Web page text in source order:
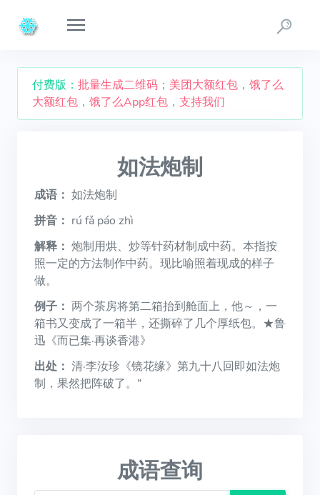
付费版： 批量生成二维码 ； 美团大额红包 ， 饿了么
大额红包 ， 饿了么App红包 ， 支持我们
如法炮制
成语： 如法炮制
拼音： rú fǎ páo zhì
解释： 炮制用烘、炒等针药材制成中药。本指按
照一定的方法制作中药。现比喻照着现成的样子
做。
例子： 两个茶房将第二箱抬到舱面上，他～，一
箱书又变成了一箱半，还撕碎了几个厚纸包。★鲁
迅《而已集·再谈香港》
出处： 清·李汝珍《镜花缘》第九十八回即如法炮
制，果然把阵破了。”
成语查询